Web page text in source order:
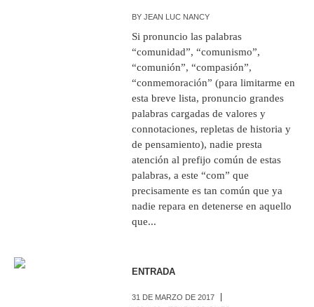
BYJEAN LUC NANCY
Si pronuncio las palabras
“comunidad”, “comunismo”,
“comunión”, “compasión”,
“conmemoración” (para limitarme en
esta breve lista, pronuncio grandes
palabras cargadas de valores y
connotaciones, repletas de historia y
de pensamiento), nadie presta
atención al prefijo común de estas
palabras, a este “com” que
precisamente es tan común que ya
nadie repara en detenerse en aquello
que...
ENTRADA
31 DE MARZO DE 2017